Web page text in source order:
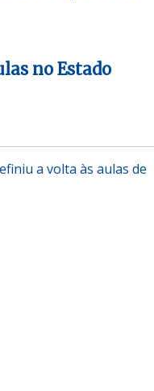
no Estado
a volta às aulas de